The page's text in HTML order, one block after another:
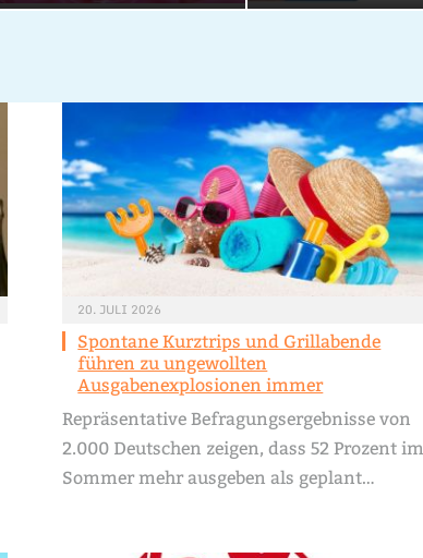
20. JULI 2026
Spontane Kurztrips und Grillabende
führen zu ungewollten
Ausgabenexplosionen immer
Repräsentative Befragungsergebnisse von
2.000 Deutschen zeigen, dass 52 Prozent im
Sommer mehr ausgeben als geplant…